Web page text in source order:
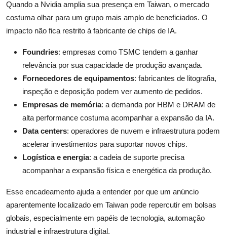
Quando a Nvidia amplia sua presença em Taiwan, o mercado
costuma olhar para um grupo mais amplo de beneficiados. O
impacto não fica restrito à fabricante de chips de IA.
Foundries: empresas como TSMC tendem a ganhar
relevância por sua capacidade de produção avançada.
Fornecedores de equipamentos: fabricantes de litografia,
inspeção e deposição podem ver aumento de pedidos.
Empresas de memória: a demanda por HBM e DRAM de
alta performance costuma acompanhar a expansão da IA.
Data centers: operadores de nuvem e infraestrutura podem
acelerar investimentos para suportar novos chips.
Logística e energia: a cadeia de suporte precisa
acompanhar a expansão física e energética da produção.
Esse encadeamento ajuda a entender por que um anúncio
aparentemente localizado em Taiwan pode repercutir em bolsas
globais, especialmente em papéis de tecnologia, automação
industrial e infraestrutura digital.